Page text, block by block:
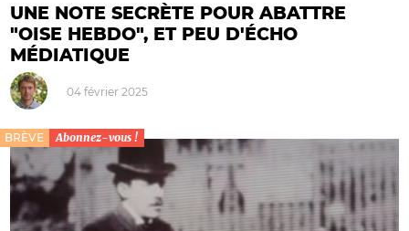
UNE NOTE SECRÈTE POUR ABATTRE
"OISE HEBDO", ET PEU D'ÉCHO
MÉDIATIQUE
04 février 2025
BRÈVE Abonnez-vous !